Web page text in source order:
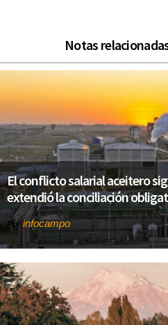
Notas
El conflicto salarial aceitero
extendió la conciliación
Por infocampo